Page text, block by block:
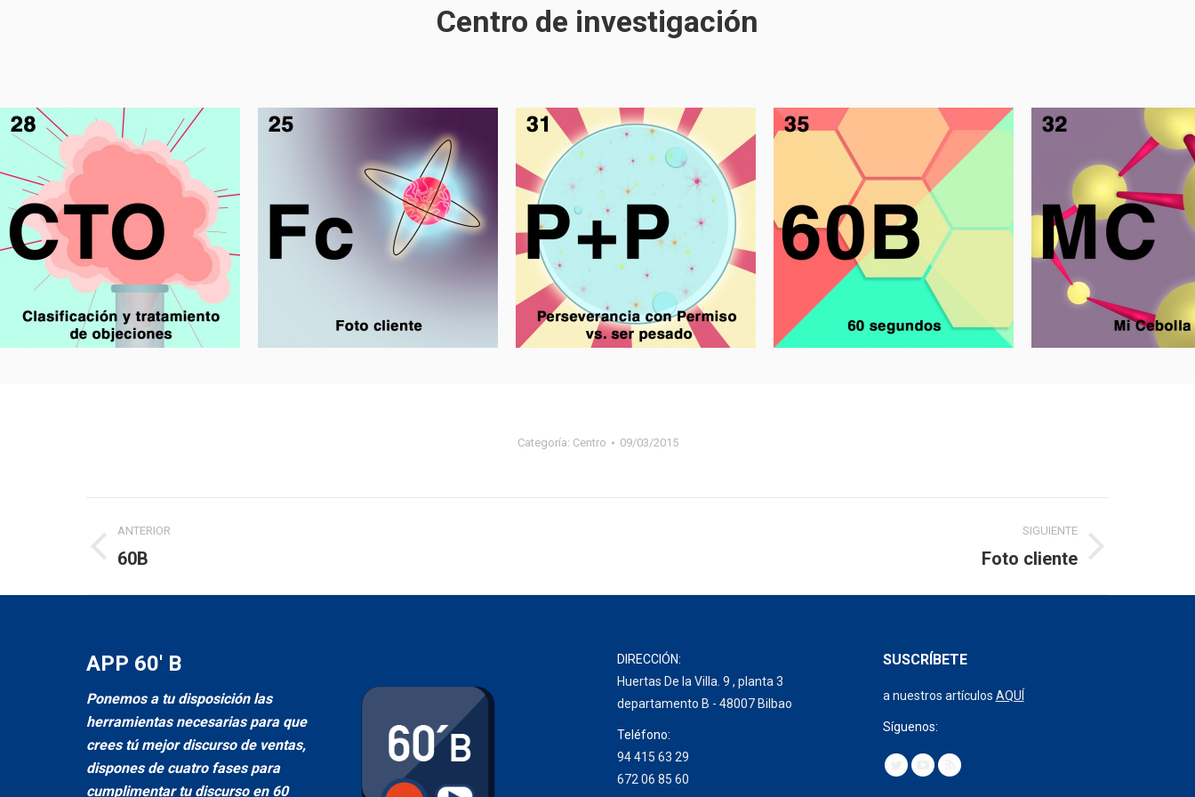
Centro de investigación
Clasificación y
tratamiento de
Foto cliente
Perseverancia con
Permiso vs ser pesado.
60B Mi cebolla
Categoría: Centro 09/03/2015
Navegación
entre
proyectos
ANTERIOR
Proyecto
60B
SIGUIENTE
Foto cliente
APP 60′ B
Ponemos a tu disposición las
herramientas necesarias para que
crees tú mejor discurso de ventas,
dispones de cuatro fases para
cumplimentar tu discurso en 60
DIRECCIÓN:
Huertas De la Villa. 9 , planta 3
departamento B - 48007 Bilbao
Teléfono:
94 415 63 29
672 06 85 60
SUSCRÍBETE
a nuestros artículos AQUÍ
Síguenos:
Encuéntranos en:
TwitterYouTube
Rss